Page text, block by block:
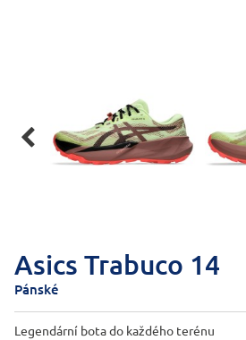

Asics Trabuco 14
Pánské
Legendární bota do každého terénu